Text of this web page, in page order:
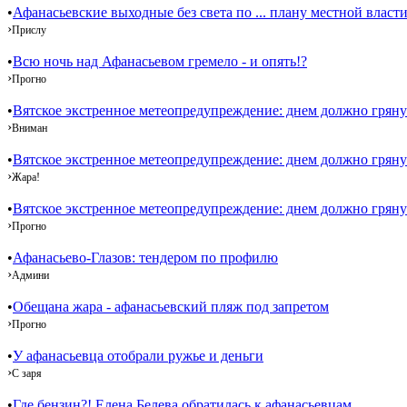
•Афанасьевские выходные без света по ... плану местной
›Прислу
•Всю ночь над Афанасьевом гремело - и опять!?
›Прогно
•Вятское экстренное метеопредупреждение: днем должно
›Вниман
•Вятское экстренное метеопредупреждение: днем должно
›Жара!
•Вятское экстренное метеопредупреждение: днем должно
›Прогно
•Афанасьево-Глазов: тендером по профилю
›Админи
•Обещана жара - афанасьевский пляж под запретом
›Прогно
•У афанасьевца отобрали ружье и деньги
›С заря